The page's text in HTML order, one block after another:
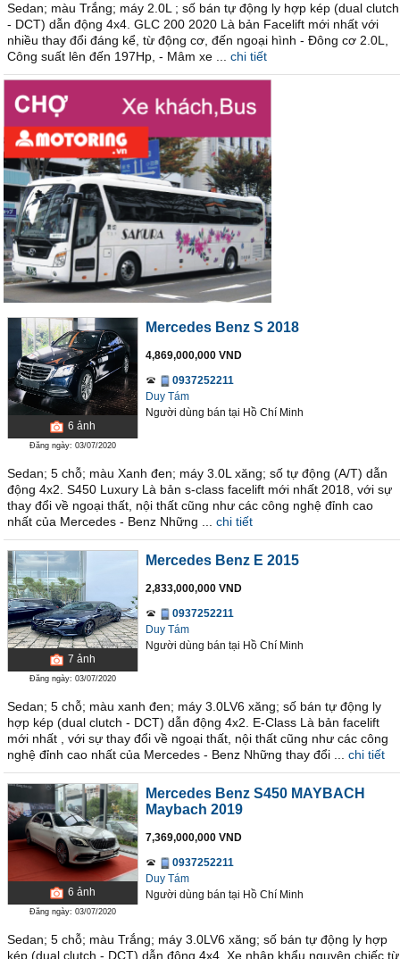
Sedan; màu Trắng; máy 2.0L ; số bán tự động ly hợp kép (dual clutch
- DCT) dẫn động 4x4. GLC 200 2020 Là bản Facelift mới nhất với
nhiều thay đổi đáng kể, từ động cơ, đến ngoại hình - Đông cơ 2.0L,
Công suất lên đến 197Hp, - Mâm xe ...
chi tiết
6 ảnh
Đăng ngày: 03/07/2020
Mercedes Benz S 2018
4,869,000,000 VND
0937252211
Duy Tám
Người dùng bán tại Hồ Chí Minh
Sedan; 5 chỗ; màu Xanh đen; máy 3.0L xăng; số tự động (A/T) dẫn
động 4x2. S450 Luxury Là bản s-class facelift mới nhất 2018, với sự
thay đổi về ngoại thất, nội thất cũng như các công nghệ đỉnh cao
nhất của Mercedes - Benz Những ...
chi tiết
7 ảnh
Đăng ngày: 03/07/2020
Mercedes Benz E 2015
2,833,000,000 VND
0937252211
Duy Tám
Người dùng bán tại Hồ Chí Minh
Sedan; 5 chỗ; màu xanh đen; máy 3.0LV6 xăng; số bán tự động ly
hợp kép (dual clutch - DCT) dẫn động 4x2. E-Class Là bản facelift
mới nhất , với sự thay đổi về ngoại thất, nội thất cũng như các công
nghệ đỉnh cao nhất của Mercedes - Benz Những thay đổi ...
chi tiết
6 ảnh
Đăng ngày: 03/07/2020
Mercedes Benz S450 MAYBACH
Maybach 2019
7,369,000,000 VND
0937252211
Duy Tám
Người dùng bán tại Hồ Chí Minh
Sedan; 5 chỗ; màu Trắng; máy 3.0LV6 xăng; số bán tự động ly hợp
kép (dual clutch - DCT) dẫn động 4x4. Xe nhập khẩu nguyên chiếc từ